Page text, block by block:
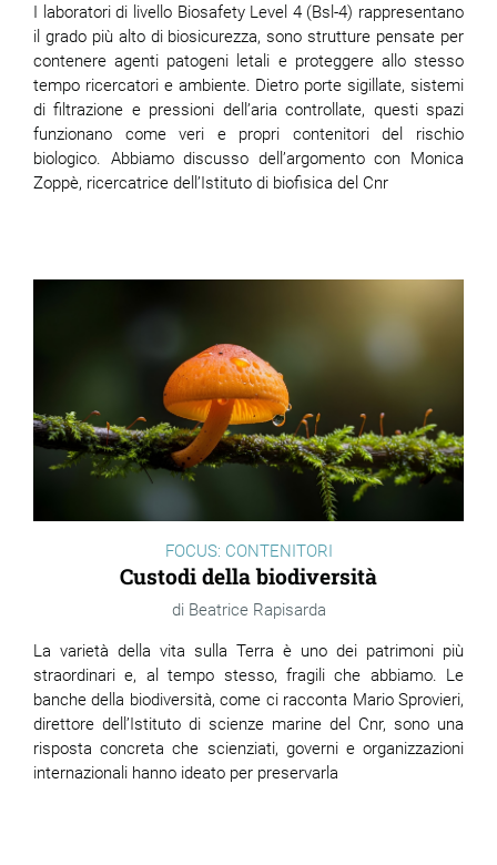
I laboratori di livello Biosafety Level 4 (Bsl-4) rappresentano
il grado più alto di biosicurezza, sono strutture pensate per
contenere agenti patogeni letali e proteggere allo stesso
tempo ricercatori e ambiente. Dietro porte sigillate, sistemi
di filtrazione e pressioni dell’aria controllate, questi spazi
funzionano come veri e propri contenitori del rischio
biologico. Abbiamo discusso dell’argomento con Monica
Zoppè, ricercatrice dell’Istituto di biofisica del Cnr
FOCUS: CONTENITORI
Custodi della biodiversità
Beatrice Rapisarda
La varietà della vita sulla Terra è uno dei patrimoni più
straordinari e, al tempo stesso, fragili che abbiamo. Le
banche della biodiversità, come ci racconta Mario Sprovieri,
direttore dell’Istituto di scienze marine del Cnr, sono una
risposta concreta che scienziati, governi e organizzazioni
internazionali hanno ideato per preservarla